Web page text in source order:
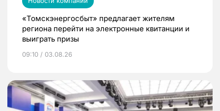
«Томскэнергосбыт» предлагает жителям
региона перейти на электронные квитанции и
выиграть призы
09:10 / 03.08.26